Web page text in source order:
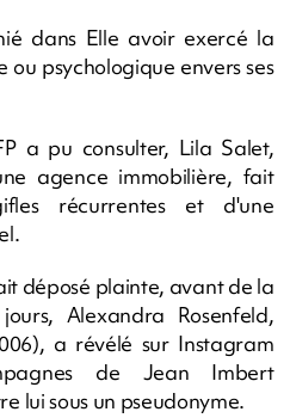
dans Elle avoir exercé la
ou psychologique envers ses
a pu consulter, Lila Salet,
agence immobilière, fait
récurrentes et d'une
déposé plainte, avant de la
Alexandra Rosenfeld,
a révélé sur Instagram
de Jean Imbert
lui sous un pseudonyme.